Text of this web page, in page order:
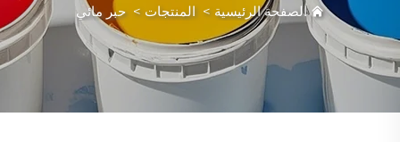
الصفحة الرئيسية >المنتجات >حبر مائي